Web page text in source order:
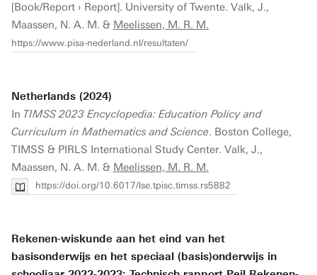
[Book/Report › Report]. University of Twente. Valk, J.,
Maassen, N. A. M. & Meelissen, M. R. M.
https://www.pisa-nederland.nl/resultaten/
Netherlands (2024)
In TIMSS 2023 Encyclopedia: Education Policy and
Curriculum in Mathematics and Science. Boston College,
TIMSS & PIRLS International Study Center. Valk, J.,
Maassen, N. A. M. & Meelissen, M. R. M.
https://doi.org/10.6017/lse.tpisc.timss.rs5882
Rekenen-wiskunde aan het eind van het
basisonderwijs en het speciaal (basis)onderwijs in